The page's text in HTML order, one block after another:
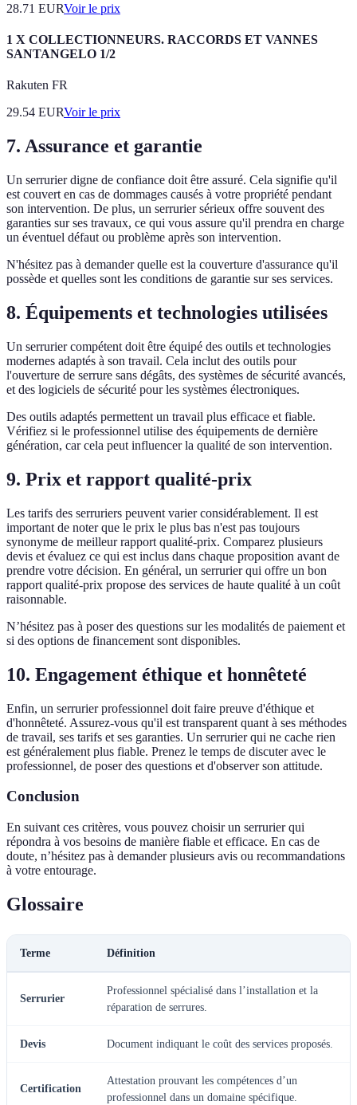
28.71 EURVoir le prix
1 X COLLECTIONNEURS. RACCORDS ET VANNES
SANTANGELO 1/2
Rakuten FR
29.54 EURVoir le prix
7. Assurance et garantie
Un serrurier digne de confiance doit être assuré. Cela signifie qu'il
est couvert en cas de dommages causés à votre propriété pendant
son intervention. De plus, un serrurier sérieux offre souvent des
garanties sur ses travaux, ce qui vous assure qu'il prendra en charge
un éventuel défaut ou problème après son intervention.
N'hésitez pas à demander quelle est la couverture d'assurance qu'il
possède et quelles sont les conditions de garantie sur ses services.
8. Équipements et technologies utilisées
Un serrurier compétent doit être équipé des outils et technologies
modernes adaptés à son travail. Cela inclut des outils pour
l'ouverture de serrure sans dégâts, des systèmes de sécurité avancés,
et des logiciels de sécurité pour les systèmes électroniques.
Des outils adaptés permettent un travail plus efficace et fiable.
Vérifiez si le professionnel utilise des équipements de dernière
génération, car cela peut influencer la qualité de son intervention.
9. Prix et rapport qualité-prix
Les tarifs des serruriers peuvent varier considérablement. Il est
important de noter que le prix le plus bas n'est pas toujours
synonyme de meilleur rapport qualité-prix. Comparez plusieurs
devis et évaluez ce qui est inclus dans chaque proposition avant de
prendre votre décision. En général, un serrurier qui offre un bon
rapport qualité-prix propose des services de haute qualité à un coût
raisonnable.
N’hésitez pas à poser des questions sur les modalités de paiement et
si des options de financement sont disponibles.
10. Engagement éthique et honnêteté
Enfin, un serrurier professionnel doit faire preuve d'éthique et
d'honnêteté. Assurez-vous qu'il est transparent quant à ses méthodes
de travail, ses tarifs et ses garanties. Un serrurier qui ne cache rien
est généralement plus fiable. Prenez le temps de discuter avec le
professionnel, de poser des questions et d'observer son attitude.
Conclusion
En suivant ces critères, vous pouvez choisir un serrurier qui
répondra à vos besoins de manière fiable et efficace. En cas de
doute, n’hésitez pas à demander plusieurs avis ou recommandations
à votre entourage.
Glossaire
Terme Définition
Serrurier
Professionnel spécialisé dans l’installation et la
réparation de serrures.
Devis Document indiquant le coût des services proposés.
Certification
Attestation prouvant les compétences d’un
professionnel dans un domaine spécifique.